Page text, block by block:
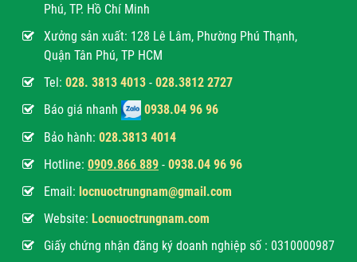
Phú, TP. Hồ Chí Minh
Xưởng sản xuất: 128 Lê Lâm, Phường Phú Thạnh,
Quận Tân Phú, TP HCM
Tel: 028. 3813 4013 - 028.3812 2727
Báo giá nhanh
0938.04 96 96
Bảo hành: 028.3813 4014
Hotline: 0909.866 889 - 0938.04 96 96
Email: locnuoctrungnam@gmail.com
Website: Locnuoctrungnam.com
Giấy chứng nhận đăng ký doanh nghiệp số : 0310000987